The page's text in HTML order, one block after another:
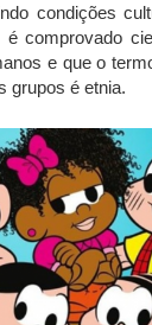
condições
é comprovado
e que o
grupos é etnia.